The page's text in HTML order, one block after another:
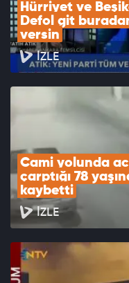
Hürriyet ve
Defol git
versin
İZLE
Cami yolunda
çarptığı 78
kaybetti
İZLE